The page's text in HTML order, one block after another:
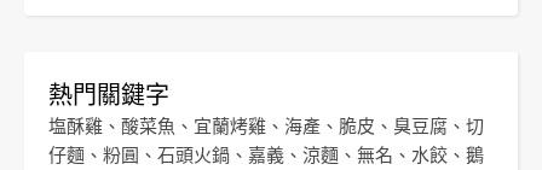
熱門關鍵字
塩酥雞 、 酸菜魚 、 宜蘭烤雞 、 海產 、 脆皮 、 臭豆腐 、 切
仔麵 、 粉圓 、 石頭火鍋 、 嘉義 、 涼麵 、 無名 、 水餃 、 鵝